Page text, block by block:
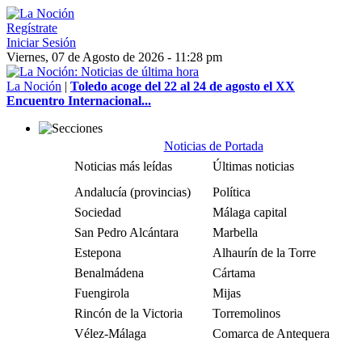
Regístrate
Iniciar Sesión
Viernes, 07 de Agosto de 2026 - 11:28 pm
La Noción | Toledo acoge del 22 al 24 de agosto el XX
Encuentro Internacional...
Noticias de Portada
Noticias más leídas
Últimas noticias
Andalucía (provincias)
Política
Sociedad
Málaga capital
San Pedro Alcántara
Marbella
Estepona
Alhaurín de la Torre
Benalmádena
Cártama
Fuengirola
Mijas
Rincón de la Victoria
Torremolinos
Vélez-Málaga
Comarca de Antequera